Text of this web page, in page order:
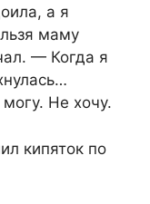
а я
маму
— Когда я
Не хочу.
кипяток по